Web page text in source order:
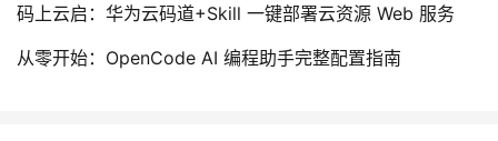
码上云启：华为云码道+Skill 一键部署云资源 Web 服务
从零开始：OpenCode AI 编程助手完整配置指南